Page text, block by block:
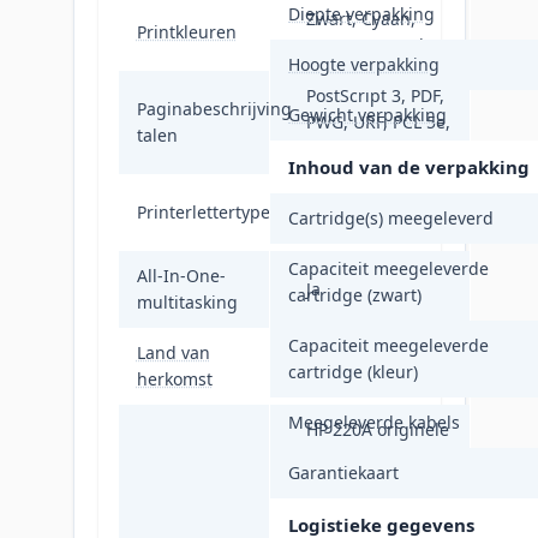
Printkleuren
Zwart, Cyaan,
Magenta, Geel
Paginabeschrijving
talen
PostScript 3, PDF,
PWG, URF, PCL 5e,
Printerlettertypen
TrueType
All-In-One-
multitasking
Ja
Land van
herkomst
China
HP 220A originele
tonercartridge
Diepte verpakking
Hoogte verpakking
Gewicht verpakking
Inhoud van de verpakking
Cartridge(s) meegeleverd
Capaciteit meegeleverde
cartridge (zwart)
Capaciteit meegeleverde
cartridge (kleur)
Meegeleverde kabels
Garantiekaart
Logistieke gegevens